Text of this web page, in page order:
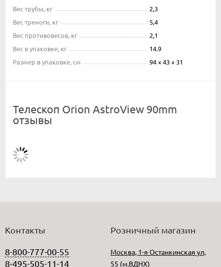
Вес трубы, кг
2,3
Вес треноги, кг
5,4
Вес противовесов, кг
2,1
Вес в упаковке, кг
14.9
Размер в упаковке, см
94 × 43 × 31
Телескоп Orion AstroView 90mm
отзывы
Контакты
8-800-777-00-55
8-495-505-11-14
Розничный магазин
Москва, 1-я Останкинская ул,
55 (м.ВДНХ)